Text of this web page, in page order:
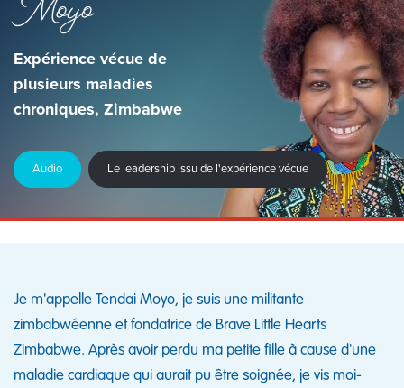
Expérience vécue de
plusieurs maladies
chroniques, Zimbabwe
Audio Le leadership issu de l'expérience vécue
Je m'appelle Tendai Moyo, je suis une militante
zimbabwéenne et fondatrice de Brave Little Hearts
Zimbabwe. Après avoir perdu ma petite fille à cause d'une
maladie cardiaque qui aurait pu être soignée, je vis moi-